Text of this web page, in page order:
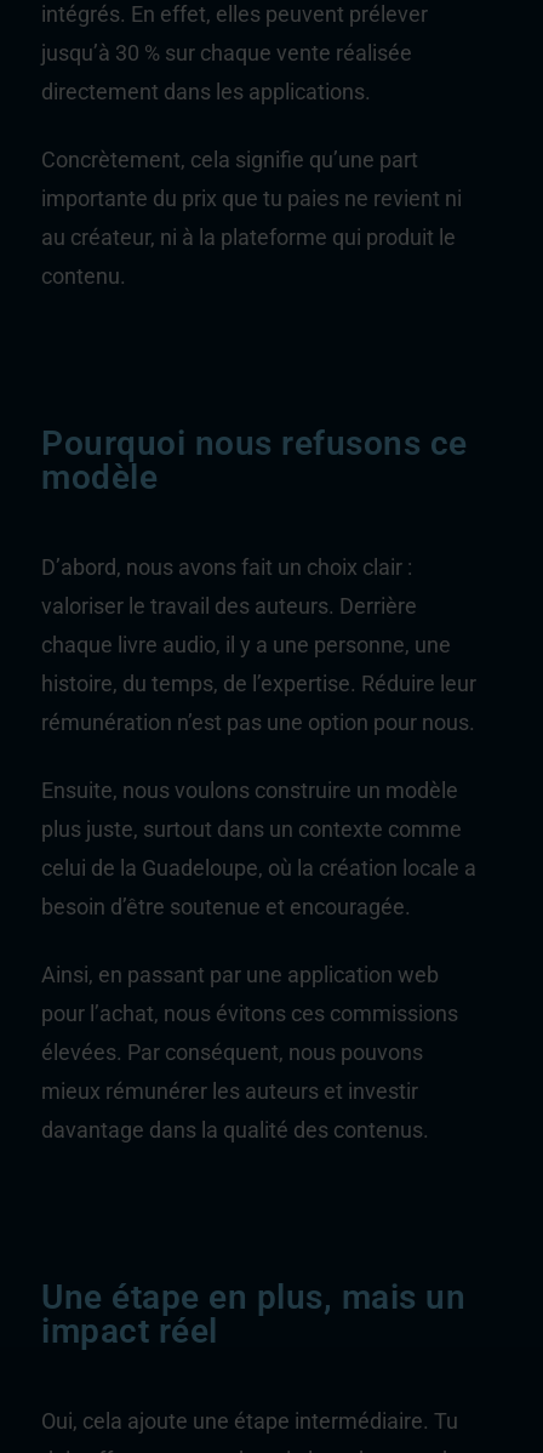
intégrés. En effet, elles peuvent prélever
jusqu’à 30 % sur chaque vente réalisée
directement dans les applications.
Concrètement, cela signifie qu’une part
importante du prix que tu paies ne revient ni
au créateur, ni à la plateforme qui produit le
contenu.
Pourquoi nous refusons ce
modèle
D’abord, nous avons fait un choix clair :
valoriser le travail des auteurs. Derrière
chaque livre audio, il y a une personne, une
histoire, du temps, de l’expertise. Réduire leur
rémunération n’est pas une option pour nous.
Ensuite, nous voulons construire un modèle
plus juste, surtout dans un contexte comme
celui de la Guadeloupe, où la création locale a
besoin d’être soutenue et encouragée.
Ainsi, en passant par une application web
pour l’achat, nous évitons ces commissions
élevées. Par conséquent, nous pouvons
mieux rémunérer les auteurs et investir
davantage dans la qualité des contenus.
Une étape en plus, mais un
impact réel
Oui, cela ajoute une étape intermédiaire. Tu